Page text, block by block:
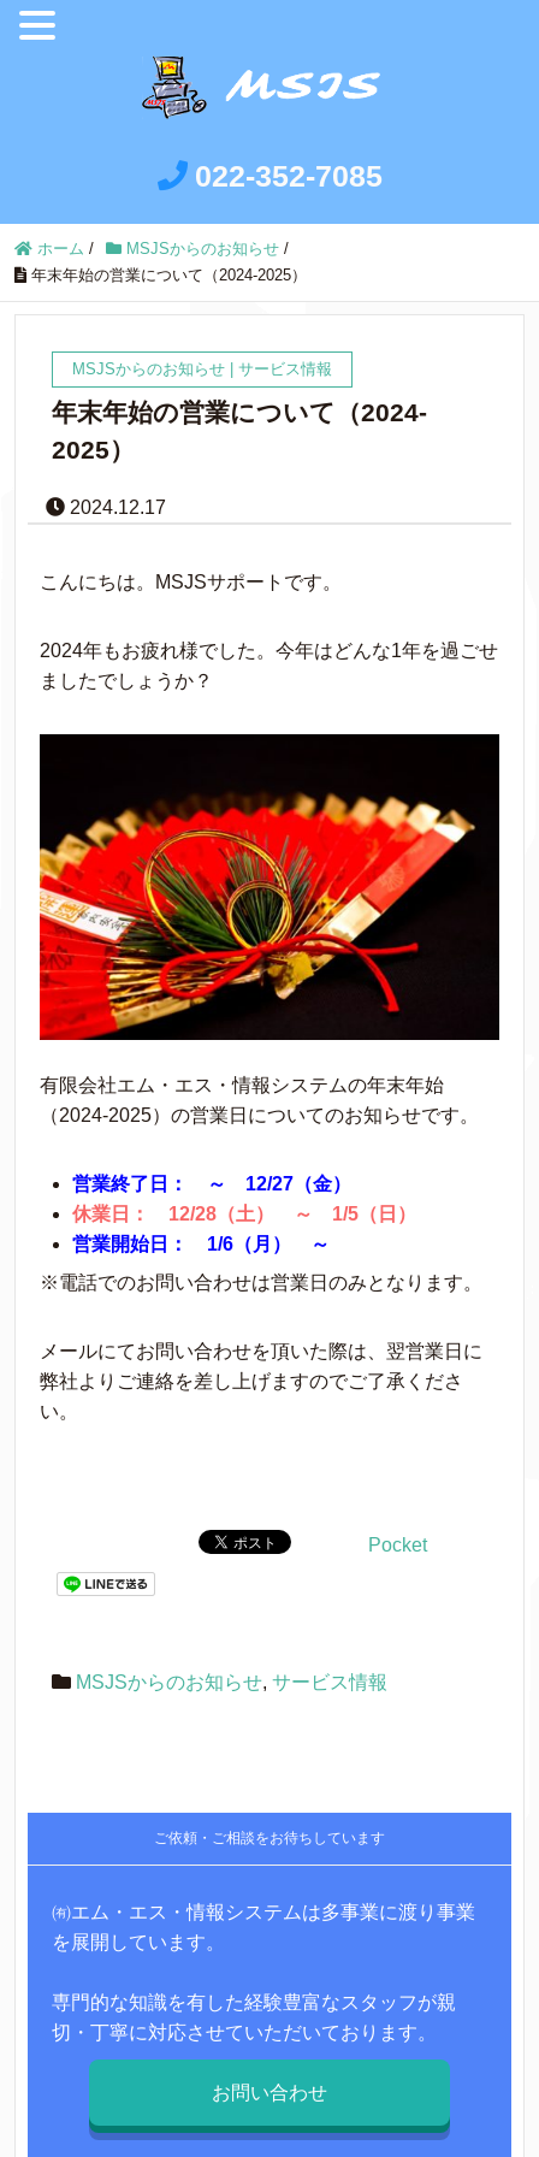
022-352-7085
ホーム / MSJSからのお知らせ /
年末年始の営業について（2024-2025）
MSJSからのお知らせ サービス情報
年末年始の営業について（2024-
2025）
2024.12.17
こんにちは。MSJSサポートです。
2024年もお疲れ様でした。今年はどんな1年を過ごせ
ましたでしょうか？
有限会社エム・エス・情報システムの年末年始
（2024-2025）の営業日についてのお知らせです。
営業終了日： ～ 12/27（金）
休業日： 12/28（土） ～ 1/5（日）
営業開始日： 1/6（月） ～
※電話でのお問い合わせは営業日のみとなります。
メールにてお問い合わせを頂いた際は、翌営業日に
弊社よりご連絡を差し上げますのでご了承くださ
い。
Pocket
MSJSからのお知らせ, サービス情報
ご依頼・ご相談をお待ちしています
㈲エム・エス・情報システムは多事業に渡り事業
を展開しています。
専門的な知識を有した経験豊富なスタッフが親
切・丁寧に対応させていただいております。
お問い合わせ